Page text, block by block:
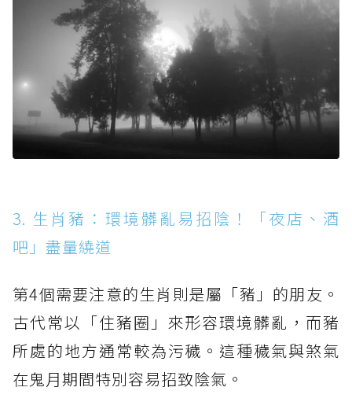
3. 生肖豬：環境髒亂易招陰！「夜店、酒
吧」盡量繞道
第4個需要注意的生肖則是屬「豬」的朋友。
古代常以「住豬圈」來形容環境髒亂，而豬
所處的地方通常較為污穢。這種穢氣與煞氣
在鬼月期間特別容易招致陰氣。